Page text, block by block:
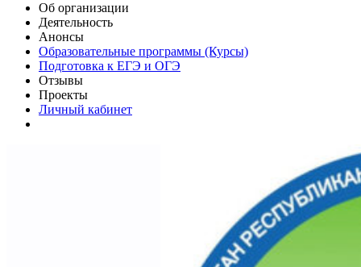
Об организации
Деятельность
Анонсы
Образовательные программы (Курсы)
Подготовка к ЕГЭ и ОГЭ
Отзывы
Проекты
Личный кабинет